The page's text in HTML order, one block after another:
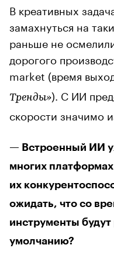
В креативных
замахнуться на
раньше не
дорогого
market (время
Тренды»). С ИИ
скорости значимо
— Встроенный ИИ
многих
их
ожидать, что со
инструменты
умолчанию?